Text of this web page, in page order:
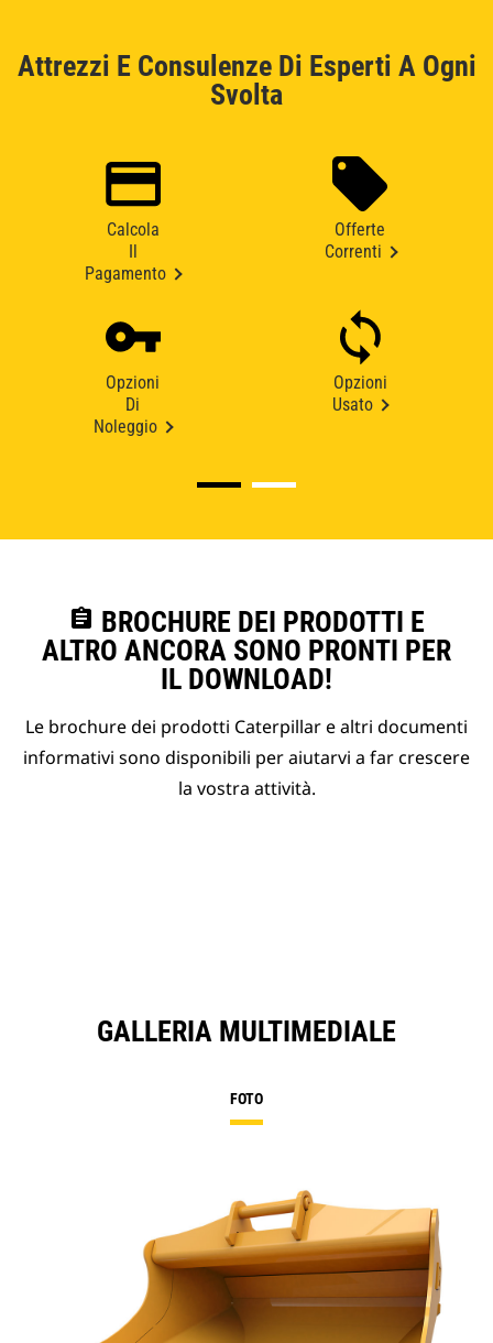
Attrezzi E Consulenze Di Esperti A Ogni
Svolta
Calcola
Pagamento
Offerte
Correnti
Opzioni
Di
Noleggio
Opzioni
Usato
assignment BROCHURE DEI PRODOTTI E
ALTRO ANCORA SONO PRONTI PER
IL DOWNLOAD!
Le brochure dei prodotti Caterpillar e altri documenti
informativi sono disponibili per aiutarvi a far crescere
la vostra attività.
GALLERIA MULTIMEDIALE
FOTO